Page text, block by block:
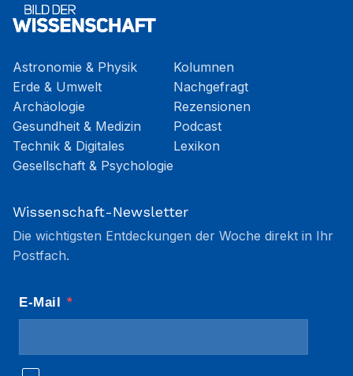
Astronomie & Physik
Erde & Umwelt
Archäologie
Gesundheit & Medizin
Technik & Digitales
Gesellschaft & Psychologie
Kolumnen
Nachgefragt
Rezensionen
Podcast
Lexikon
Wissenschaft-Newsletter
Die wichtigsten Entdeckungen der Woche direkt in Ihr
Postfach.